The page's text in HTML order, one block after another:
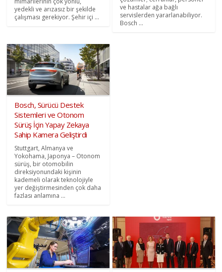
yedekli ve arızasız bir şekilde
çalışması gerekiyor. Şehir içi ...
ve hastalar ağa bağlı
servislerden yararlanabiliyor.
Bosch ...
Bosch, Sürücü Destek
Sistemleri ve Otonom
Sürüş İçin Yapay Zekaya
Sahip Kamera Geliştirdi
Stuttgart, Almanya ve
Yokohama, Japonya – Otonom
sürüş, bir otomobilin
direksiyonundaki kişinin
kademeli olarak teknolojiyle
yer değiştirmesinden çok daha
fazlası anlamına ...